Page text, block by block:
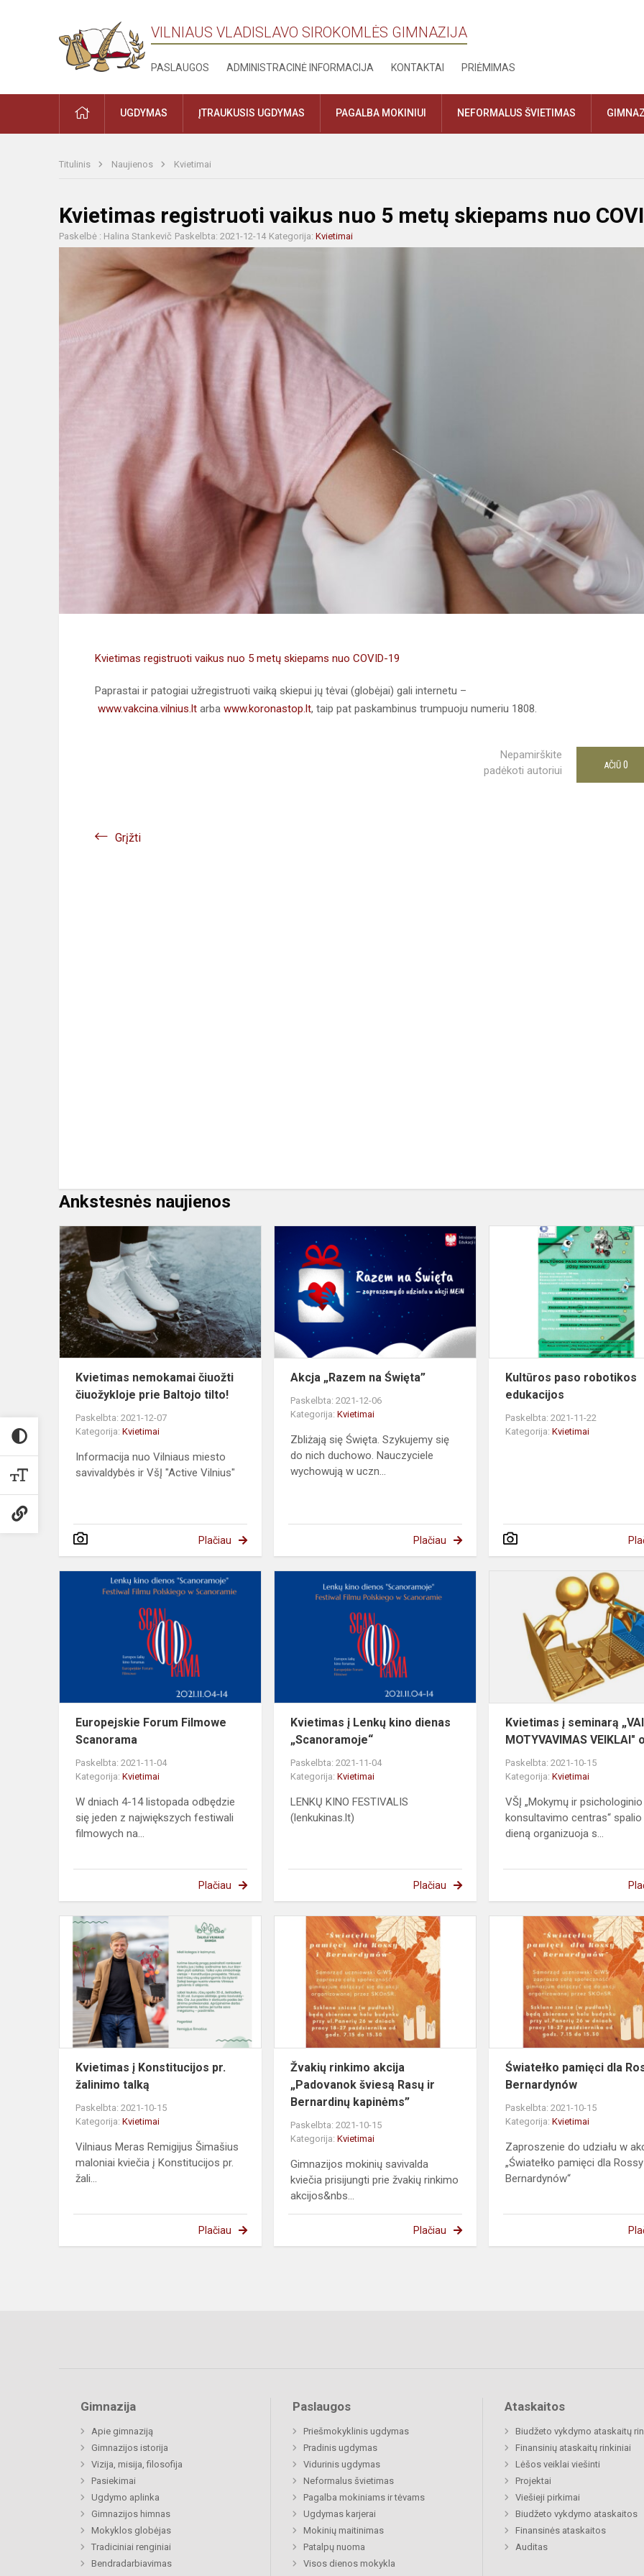
VILNIAUS VLADISLAVO SIROKOMLĖS GIMNAZIJA
PASLAUGOS ADMINISTRACINĖ INFORMACIJA KONTAKTAI PRIĖMIMAS
PRADŽIAUGDYMAS ĮTRAUKUSIS UGDYMAS PAGALBA MOKINIUI NEFORMALUS ŠVIETIMAS
Titulinis Naujienos Kvietimai
Kvietimas registruoti vaikus nuo 5 metų skiepams nuo
Paskelbė : Halina Stankevič Paskelbta: 2021-12-14 Kategorija: Kvietimai
Kvietimas registruoti vaikus nuo 5 metų skiepams nuo COVID-19
Paprastai ir patogiai užregistruoti vaiką skiepui jų tėvai (globėjai) gali internetu –
www.vakcina.vilnius.lt arba www.koronastop.lt, taip pat paskambinus trumpuoju numeriu 1808.
Nepamirškite
padėkoti autoriui
AČIŪ 0
Grįžti
Ankstesnės naujienos
nemokamai
čiuožti
čiuožykloje
Baltojo
tilto!
Kvietimas nemokamai čiuožti
čiuožykloje prie Baltojo tilto!
Paskelbta: 2021-12-07
Kategorija: Kvietimai
Informacija nuo Vilniaus miesto
savivaldybės ir VšĮ "Active Vilnius"
Plačiau
Akcja
Akcja „Razem na Święta”
Paskelbta: 2021-12-06
Kategorija:Kvietimai
Zbliżają się Święta. Szykujemy się
do nich duchowo. Nauczyciele
wychowują w uczn...
Plačiau
Kultūros paso robotikos
edukacijos
Paskelbta: 2021-11-22
Kategorija:Kvietimai
Europejskie Forum Filmowe
Scanorama
Paskelbta: 2021-11-04
Kategorija: Kvietimai
W dniach 4-14 listopada odbędzie
się jeden z największych festiwali
filmowych na...
Plačiau
„Scanoramoje“
Kvietimas į Lenkų kino dienas
„Scanoramoje“
Paskelbta: 2021-11-04
Kategorija:Kvietimai
LENKŲ KINO FESTIVALIS
(lenkukinas.lt)
Plačiau
Kvietimas į seminarą
MOTYVAVIMAS VEIKLAI"
Paskelbta: 2021-10-15
Kategorija:Kvietimai
VŠĮ „Mokymų ir psichologinio
konsultavimo centras“ spalio
dieną organizuoja s...
Konstitucijos
Kvietimas į Konstitucijos pr.
žalinimo talką
Paskelbta: 2021-10-15
Kategorija: Kvietimai
Vilniaus Meras Remigijus Šimašius
maloniai kviečia į Konstitucijos pr.
žali...
Plačiau
„Padovanok
Bernardinų...
Žvakių rinkimo akcija
„Padovanok šviesą Rasų ir
Bernardinų kapinėms”
Paskelbta: 2021-10-15
Kategorija:Kvietimai
Gimnazijos mokinių savivalda
kviečia prisijungti prie žvakių rinkimo
akcijos&nbs...
Plačiau
Światełko pamięci dla
Bernardynów
Paskelbta: 2021-10-15
Kategorija:Kvietimai
Zaproszenie do udziału w
„Światełko pamięci dla
Bernardynów“
Gimnazija
Apie gimnaziją
Gimnazijos istorija
Vizija, misija, filosofija
Pasiekimai
Ugdymo aplinka
Gimnazijos himnas
Mokyklos globėjas
Tradiciniai renginiai
Bendradarbiavimas
Paslaugos
Priešmokyklinis ugdymas
Pradinis ugdymas
Vidurinis ugdymas
Neformalus švietimas
Pagalba mokiniams ir tėvams
Ugdymas karjerai
Mokinių maitinimas
Patalpų nuoma
Visos dienos mokykla
Ataskaitos
Biudžeto vykdymo ataskaitų
Finansinių ataskaitų rinkiniai
Lėšos veiklai viešinti
Projektai
Viešieji pirkimai
Biudžeto vykdymo ataskaitos
Finansinės ataskaitos
Auditas